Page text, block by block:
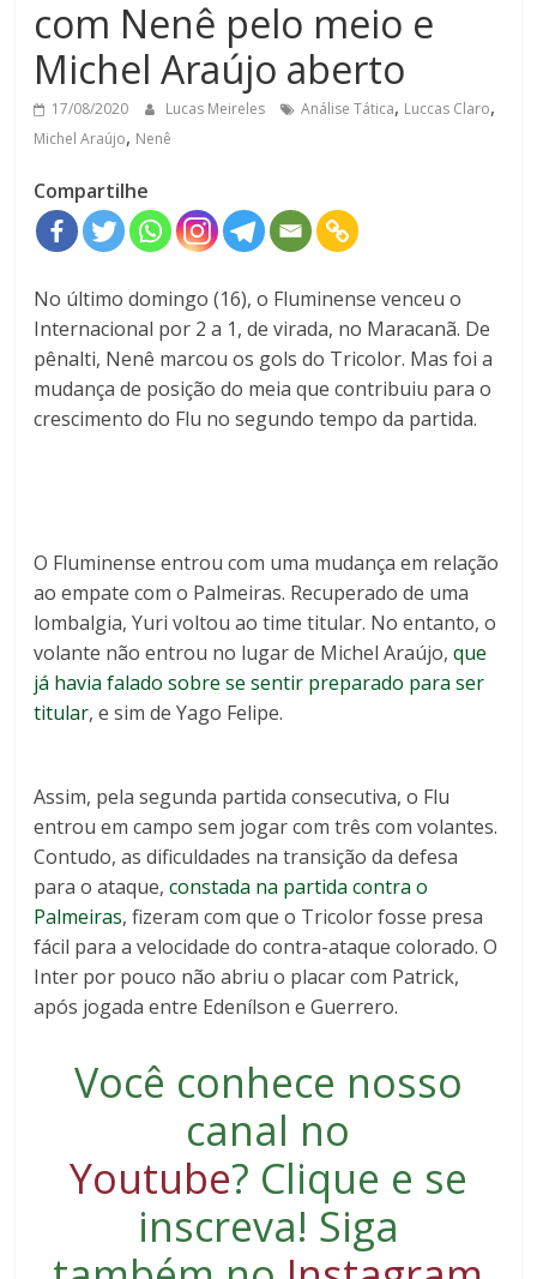
com Nenê pelo meio e
Michel Araújo aberto
17/08/2020 Lucas Meireles Análise Tática, Luccas Claro,
Michel Araújo, Nenê
Compartilhe
No último domingo (16), o Fluminense venceu o
Internacional por 2 a 1, de virada, no Maracanã. De
pênalti, Nenê marcou os gols do Tricolor. Mas foi a
mudança de posição do meia que contribuiu para o
crescimento do Flu no segundo tempo da partida.
O Fluminense entrou com uma mudança em relação
ao empate com o Palmeiras. Recuperado de uma
lombalgia, Yuri voltou ao time titular. No entanto, o
volante não entrou no lugar de Michel Araújo,que
já havia falado sobre se sentir preparado para ser
titular, e sim de Yago Felipe.
Assim, pela segunda partida consecutiva, o Flu
entrou em campo sem jogar com três com volantes.
Contudo, as dificuldades na transição da defesa
para o ataque,constada na partida contra o
Palmeiras, fizeram com que o Tricolor fosse presa
fácil para a velocidade do contra-ataque colorado. O
Inter por pouco não abriu o placar com Patrick,
após jogada entre Edenílson e Guerrero.
Você conhece nosso
canal no
Youtube? Clique e se
inscreva! Siga